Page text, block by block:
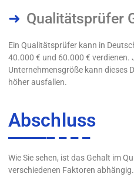
Qualitätsprüfer
Ein Qualitätsprüfer kann in
40.000 € und 60.000 € verdienen.
Unternehmensgröße kann dieses
höher ausfallen.
Abschluss
Wie Sie sehen, ist das Gehalt im
verschiedenen Faktoren